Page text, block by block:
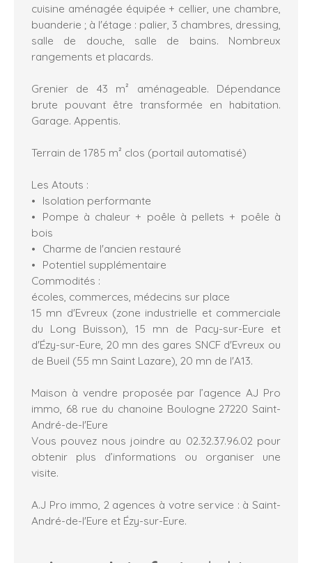
cuisine aménagée équipée + cellier, une chambre,
buanderie ; à l'étage : palier, 3 chambres, dressing,
salle de douche, salle de bains. Nombreux
rangements et placards.
Grenier de 43 m² aménageable. Dépendance
brute pouvant être transformée en habitation.
Garage. Appentis.
Terrain de 1785 m² clos (portail automatisé)
Les Atouts :
Isolation performante
Pompe à chaleur + poêle à pellets + poêle à
bois
Charme de l'ancien restauré
Potentiel supplémentaire
Commodités :
écoles, commerces, médecins sur place
15 mn d'Evreux (zone industrielle et commerciale
du Long Buisson), 15 mn de Pacy-sur-Eure et
d'Ézy-sur-Eure, 20 mn des gares SNCF d'Evreux ou
de Bueil (55 mn Saint Lazare), 20 mn de l'A13.
Maison à vendre proposée par l’agence AJ Pro
immo, 68 rue du chanoine Boulogne 27220 Saint-
André-de-l'Eure
Vous pouvez nous joindre au 02.32.37.96.02 pour
obtenir plus d’informations ou organiser une
visite.
A.J Pro immo, 2 agences à votre service : à Saint-
André-de-l'Eure et Ézy-sur-Eure.